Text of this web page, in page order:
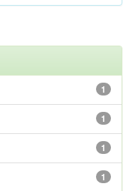
1
1
1
1